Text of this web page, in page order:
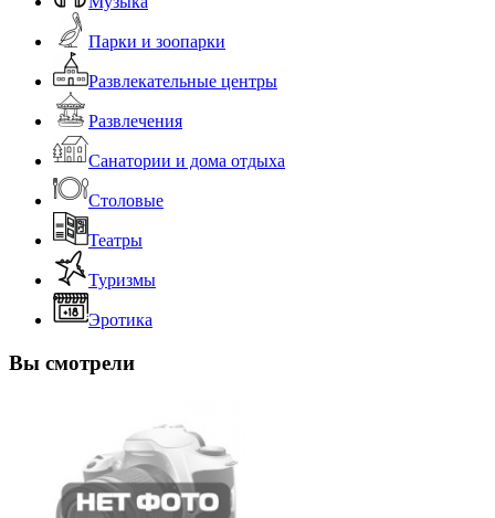
Парки и зоопарки
Развлекательные центры
Развлечения
Санатории и дома отдыха
Столовые
Театры
Туризмы
Эротика
Вы смотрели